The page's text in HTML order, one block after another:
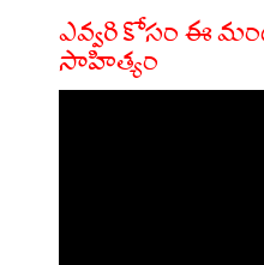
ఎవ్వరి కోసం ఈ
సాహిత్యం